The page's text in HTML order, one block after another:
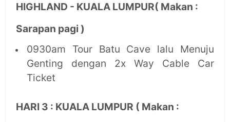
HIGHLAND - KUALA LUMPUR( Makan :
Sarapan pagi )
0930am Tour Batu Cave lalu Menuju
Genting dengan 2x Way Cable Car
Ticket
HARI 3 : KUALA LUMPUR ( Makan :